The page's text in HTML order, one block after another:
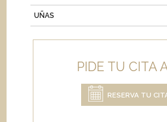
UÑAS
PIDE TU CITA
RESERVA TU